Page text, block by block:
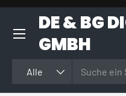
DIREKT ZUM INHALT
DE & BG
GMBH
Alle